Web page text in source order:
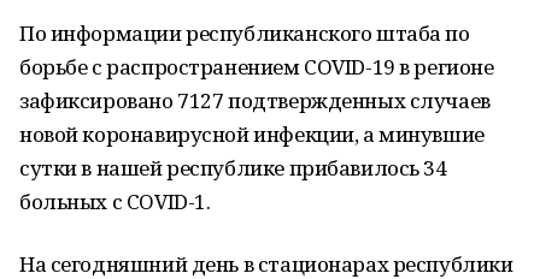
По информации республиканского штаба по
борьбе с распространением COVID-19 в регионе
зафиксировано 7127 подтвержденных случаев
новой коронавирусной инфекции, а минувшие
сутки в нашей республике прибавилось 34
больных с COVID-1.
На сегодняшний день в стационарах республики